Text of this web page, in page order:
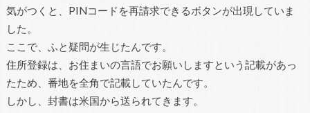
気がつくと、PINコードを再請求できるボタンが出現していま
した。
ここで、ふと疑問が生じたんです。
住所登録は、お住まいの言語でお願いしますという記載があっ
たため、番地を全角で記載していたんです。
しかし、封書は米国から送られてきます。